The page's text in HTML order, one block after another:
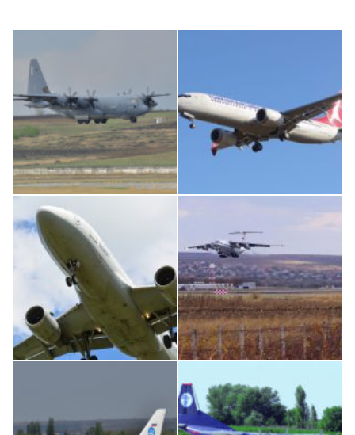
MC-130, 15731 Boeing 737 MAX 8, TC-LCC